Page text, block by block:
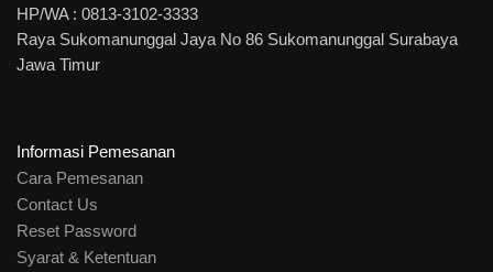
HP/WA : 0813-3102-3333
Raya Sukomanunggal Jaya No 86 Sukomanunggal Surabaya
Jawa Timur
Informasi Pemesanan
Cara Pemesanan
Contact Us
Reset Password
Syarat & Ketentuan